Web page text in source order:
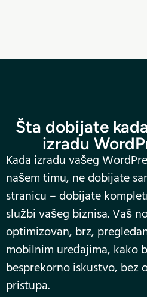
Šta dobijate
izradu
Kada izradu vašeg
našem timu, ne dobijate
stranicu – dobijate
službi vašeg biznisa. Vaš
optimizovan, brz,
mobilnim uređajima, kako
besprekorno iskustvo, bez
pristupa.